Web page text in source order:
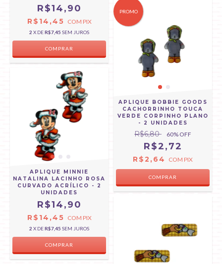
R$14,90
R$14,45 COM PIX
2 X DER$7,45 SEM JUROS
APLIQUE MINNIE
NATALINA LACINHO ROSA
CURVADO ACRÍLICO - 2
UNIDADES
R$14,90
R$14,45 COM PIX
2 X DER$7,45 SEM JUROS
PROMO
APLIQUE BOBBIE GOODS
CACHORRINHO TOUCA
VERDE CORPINHO PLANO
- 2 UNIDADES
R$6,80 60% OFF
R$2,72
R$2,64 COM PIX